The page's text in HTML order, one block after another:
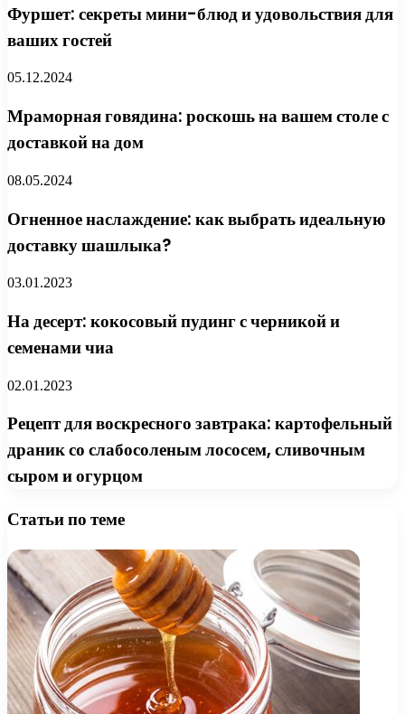
Фуршет: секреты мини-блюд и удовольствия для
ваших гостей
05.12.2024
Мраморная говядина: роскошь на вашем столе с
доставкой на дом
08.05.2024
Огненное наслаждение: как выбрать идеальную
доставку шашлыка?
03.01.2023
На десерт: кокосовый пудинг с черникой и
семенами чиа
02.01.2023
Рецепт для воскресного завтрака: картофельный
драник со слабосоленым лососем, сливочным
сыром и огурцом
Статьи по теме